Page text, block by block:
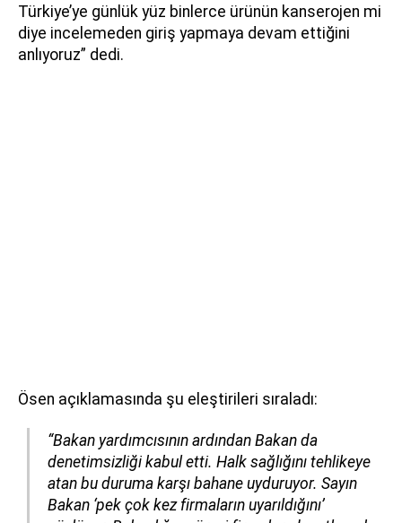
Türkiye’ye günlük yüz binlerce ürünün kanserojen mi
diye incelemeden giriş yapmaya devam ettiğini
anlıyoruz” dedi.
Ösen açıklamasında şu eleştirileri sıraladı:
“Bakan yardımcısının ardından Bakan da
denetimsizliği kabul etti. Halk sağlığını tehlikeye
atan bu duruma karşı bahane uyduruyor. Sayın
Bakan ‘pek çok kez firmaların uyarıldığını’